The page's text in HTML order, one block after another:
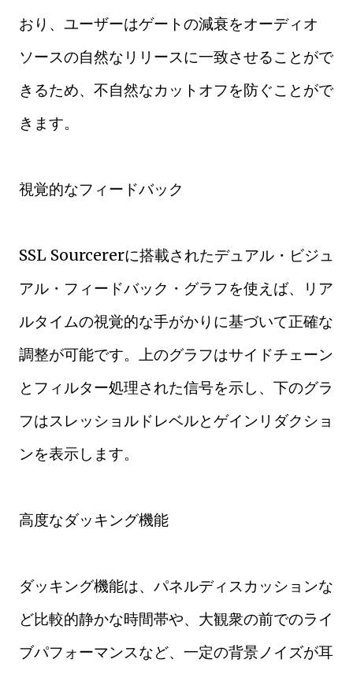
おり、ユーザーはゲートの減衰をオーディオ
ソースの自然なリリースに一致させることがで
きるため、不自然なカットオフを防ぐことがで
きます。
視覚的なフィードバック
SSL Sourcererに搭載されたデュアル・ビジュ
アル・フィードバック・グラフを使えば、リア
ルタイムの視覚的な手がかりに基づいて正確な
調整が可能です。上のグラフはサイドチェーン
とフィルター処理された信号を示し、下のグラ
フはスレッショルドレベルとゲインリダクショ
ンを表示します。
高度なダッキング機能
ダッキング機能は、パネルディスカッションな
ど比較的静かな時間帯や、大観衆の前でのライ
ブパフォーマンスなど、一定の背景ノイズが耳